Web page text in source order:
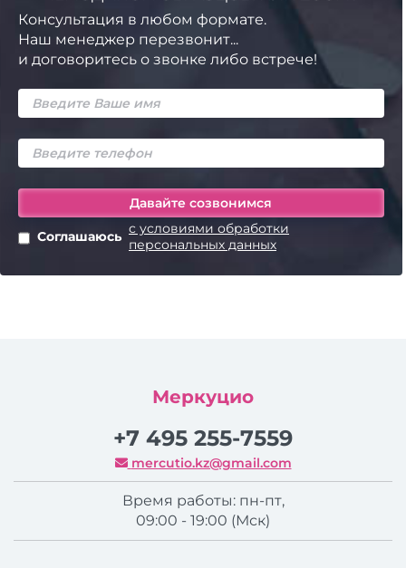
Консультация в любом формате.
Наш менеджер перезвонит...
и договоритесь о звонке либо встрече!
Соглашаюсь с условиями обработки
персональных данных
Меркуцио
+7 495 255-7559
mercutio.kz@gmail.com
Время работы: пн-пт,
09:00 - 19:00 (Мск)